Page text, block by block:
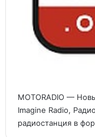
MOTORADIO —
Imagine Radio,
радиостанция в